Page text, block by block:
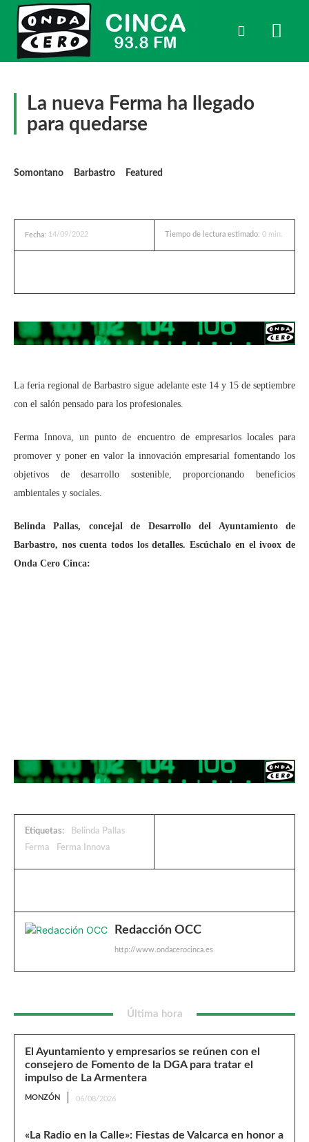
La nueva Ferma ha llegado
para quedarse
Somontano Barbastro Featured
Fecha: 14/09/2022 Tiempo de lectura estimado: 0 min.
La feria regional de Barbastro sigue adelante este 14 y 15 de septiembre
con el salón pensado para los profesionales.
Ferma Innova, un punto de encuentro de empresarios locales para
promover y poner en valor la innovación empresarial fomentando los
objetivos de desarrollo sostenible, proporcionando beneficios
ambientales y sociales.
Belinda Pallas, concejal de Desarrollo del Ayuntamiento de
Barbastro, nos cuenta todos los detalles. Escúchalo en el ivoox de
Onda Cero Cinca:
Etiquetas:
Belinda Pallas
Ferma
Ferma Innova
Redacción OCC
http://www.ondacerocinca.es
Última hora
El Ayuntamiento y empresarios se reúnen con el
consejero de Fomento de la DGA para tratar el
impulso de La Armentera
MONZÓN 06/08/2026
«La Radio en la Calle»: Fiestas de Valcarca en honor a